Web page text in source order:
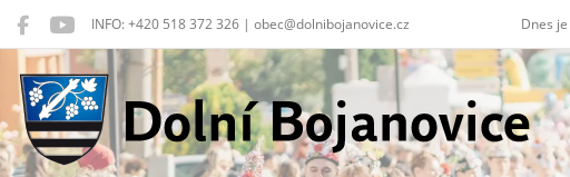
INFO: +420 518 372 326 | obec@dolnibojanovice.cz Dnes je
Dolní Bojanovice